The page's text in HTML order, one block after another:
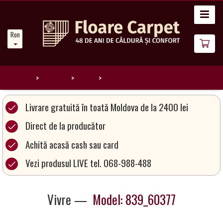
Romanian
Noutăți
Catalog
covoare
Magia
Covoarelor
Livrare gratuită în toată Moldova de la 2400 lei
Direct de la producător
Achită acasă cash sau card
Vezi produsul LIVE tel. 068-988-488
Vivre — Model: 839_60377